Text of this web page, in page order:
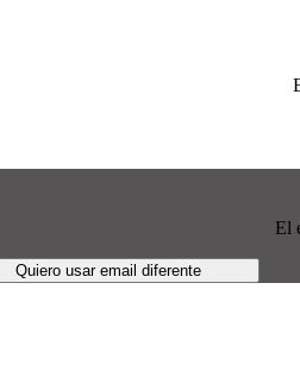
El
Quiero usar email diferente